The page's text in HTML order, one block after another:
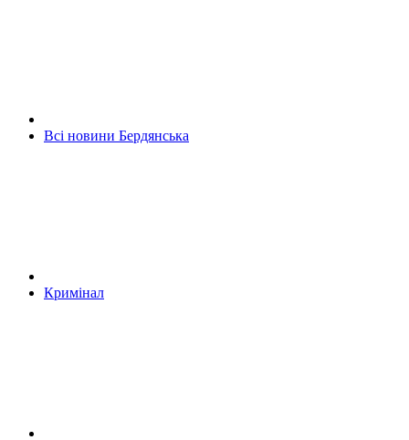
Всі новини Бердянська
Кримінал